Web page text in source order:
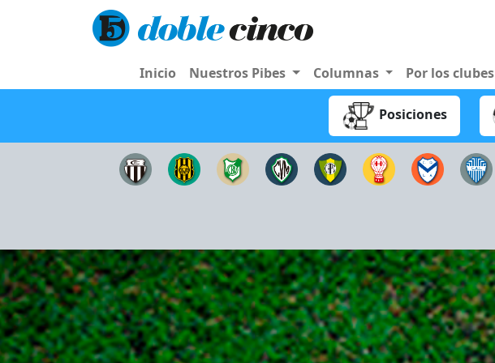
Inicio Nuestros Pibes Columnas Por los clubes
Posiciones